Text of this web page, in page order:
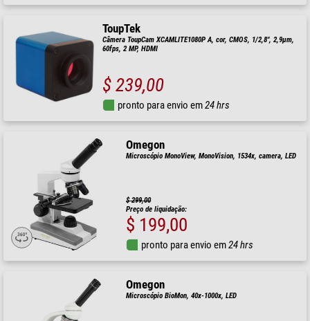
ToupTek
Câmera ToupCam XCAMLITE1080P A, cor, CMOS, 1/2,8", 2,9µm,
60fps, 2 MP, HDMI
$ 239,00
pronto para envio em24 hrs
Omegon
Microscópio MonoView, MonoVision, 1534x, camera, LED
$ 299,00
Preço de liquidação:
$ 199,00
pronto para envio em24 hrs
Omegon
Microscópio BioMon, 40x-1000x, LED